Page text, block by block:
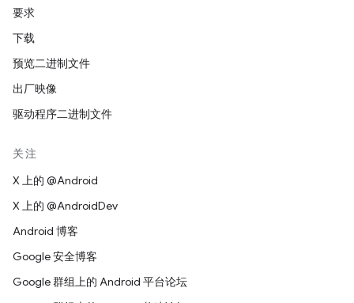
要求
下载
预览二进制文件
出厂映像
驱动程序二进制文件
关注
X 上的 @Android
X 上的 @AndroidDev
Android 博客
Google 安全博客
Google 群组上的 Android 平台论坛